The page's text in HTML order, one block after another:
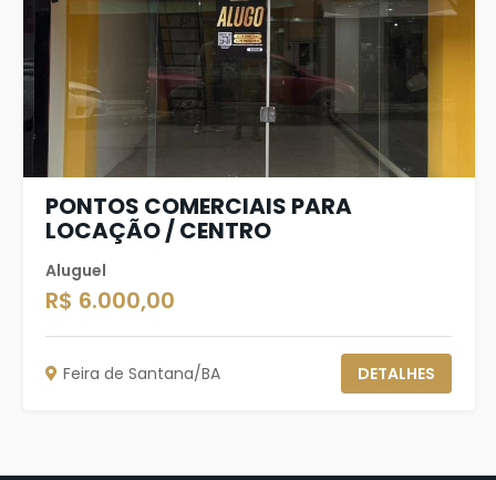
PONTOS COMERCIAIS PARA
LOCAÇÃO / CENTRO
Aluguel
R$ 6.000,00
Feira de Santana/BA DETALHES